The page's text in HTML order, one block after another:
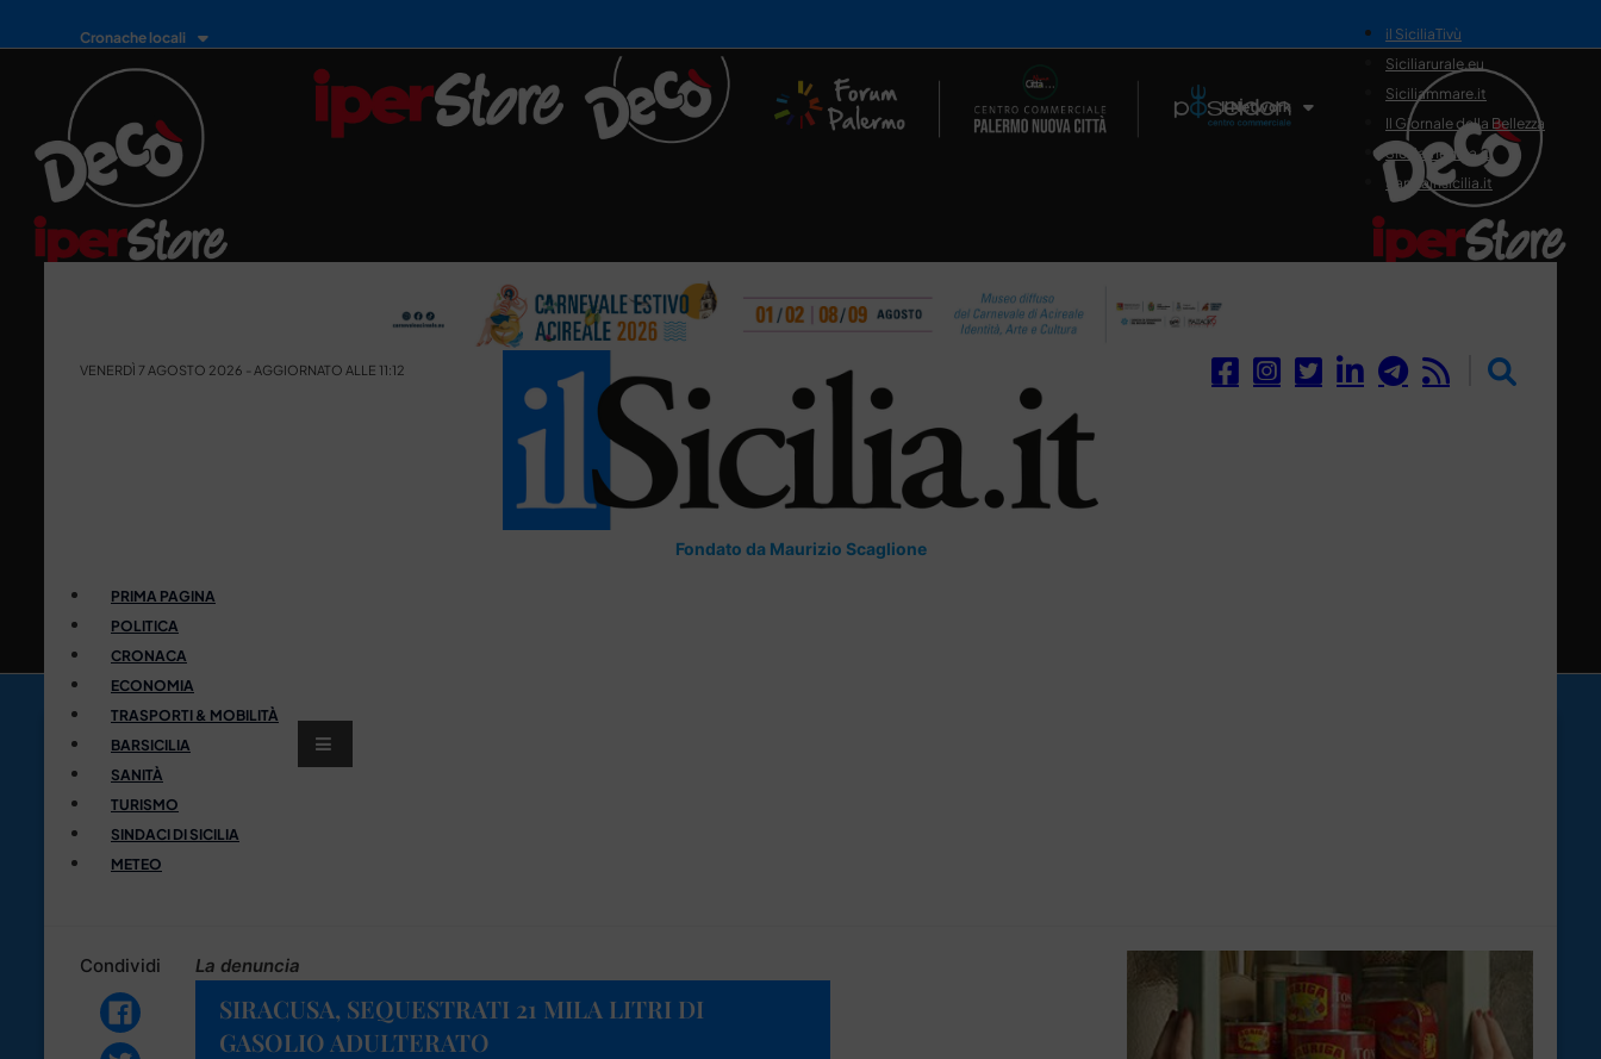
Cronache locali
Il Network
il SiciliaTivù
Siciliarurale.eu
Siciliammare.it
Il Giornale della Bellezza
Siciliamedica.it
Sanitainsicilia.it
VENERDÌ 7 AGOSTO 2026 - AGGIORNATO ALLE 11:12
Fondato da Maurizio Scaglione
PRIMA PAGINA
POLITICA
CRONACA
ECONOMIA
TRASPORTI & MOBILITÀ
BARSICILIA
SANITÀ
TURISMO
SINDACI DI SICILIA
METEO
Condividi La denuncia
SIRACUSA, SEQUESTRATI 21 MILA LITRI DI
GASOLIO ADULTERATO